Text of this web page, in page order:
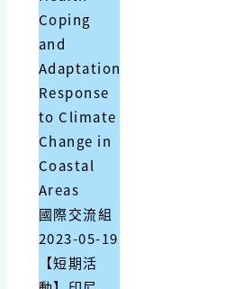
Coping
and
Adaptation
Response
to Climate
Change in
Coastal
Areas
國際交流組
2023-05-19
【短期活